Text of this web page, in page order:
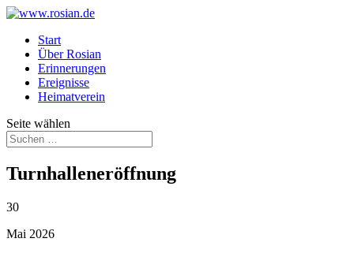
Start
Über Rosian
Erinnerungen
Ereignisse
Heimatverein
Seite wählen
Turn­hallen­eröffnung
30
Mai 2026